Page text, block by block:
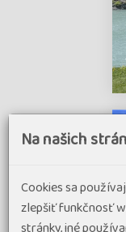
Na našich
Cookies sa
zlepšiť funkčnosť
stránky, iné